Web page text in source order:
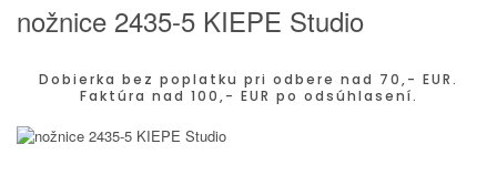
nožnice 2435-5 KIEPE Studio
Dobierka bez poplatku pri odbere nad 70,- EUR.
Faktúra nad 100,- EUR po odsúhlasení.